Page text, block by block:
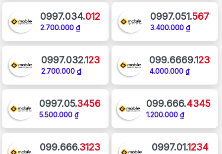
0997.034.012
2.700.000 ₫
0997.051.567
3.400.000 ₫
0997.032.123
2.700.000 ₫
099.6669.123
4.000.000 ₫
0997.05.3456
5.500.000 ₫
099.666.4345
1.200.000 ₫
099.666.3123 0997.01.1234